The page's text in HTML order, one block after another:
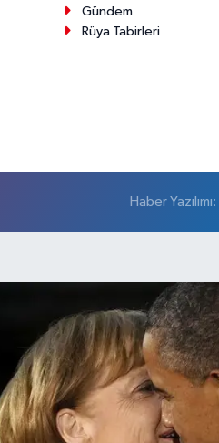
Gündem
Rüya Tabirleri
Haber Yazılımı: